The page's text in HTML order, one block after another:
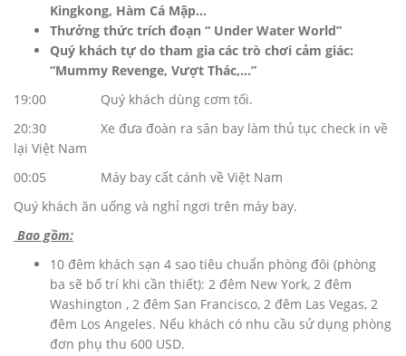
Kingkong, Hàm Cá Mập…
Thưởng thức trích đoạn “ Under Water World”
Quý khách tự do tham gia các trò chơi cảm giác:
“Mummy Revenge, Vượt Thác,…”
19:00 Quý khách dùng cơm tối.
20:30 Xe đưa đoàn ra sân bay làm thủ tục check in về
lại Việt Nam
00:05 Máy bay cất cánh về Việt Nam
Quý khách ăn uống và nghỉ ngơi trên máy bay.
Bao gồm:
10 đêm khách sạn 4 sao tiêu chuẩn phòng đôi (phòng
ba sẽ bố trí khi cần thiết): 2 đêm New York, 2 đêm
Washington , 2 đêm San Francisco, 2 đêm Las Vegas, 2
đêm Los Angeles. Nếu khách có nhu cầu sử dụng phòng
đơn phụ thu 600 USD.